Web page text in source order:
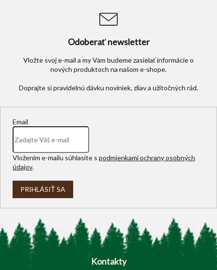
Odoberať newsletter
Vložte svoj e-mail a my Vám budeme zasielať informácie o
nových produktoch na našom e-shope.
Email
Vložením e-mailu súhlasíte s podmienkami ochrany osobných
údajov.
PRIHLÁSIŤ SA
Z
Kontakty